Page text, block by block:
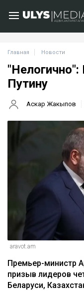
Главная Новости
Путину
Аскар Жакыпов
aravot.am
Премьер-министр
призыв лидеров
Беларуси,